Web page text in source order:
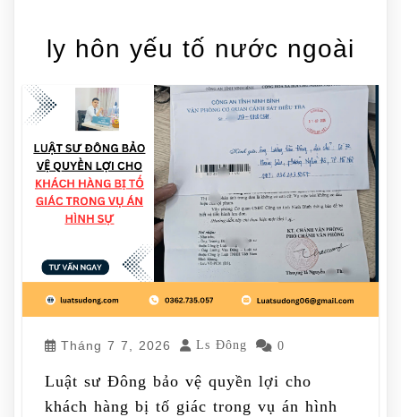
ly hôn yếu tố nước ngoài
Tháng 7 7, 2026 Ls Đông 0
Luật sư Đông bảo vệ quyền lợi cho
khách hàng bị tố giác trong vụ án hình